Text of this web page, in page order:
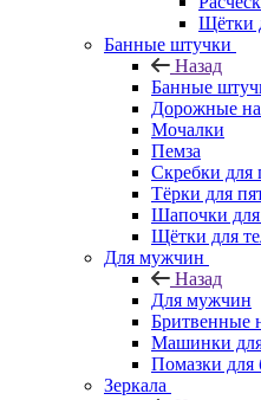
Щётки
Банные штучки
Назад
Банные
Дорожные
Мочалки
Пемза
Скребки для
Тёрки для
Шапочки
Щётки для
Для мужчин
Назад
Для мужчин
Бритвенные
Машинки
Помазки для
Зеркала